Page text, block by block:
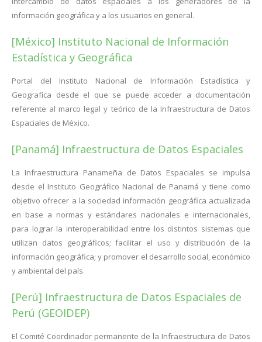
información geográfica y a los usuarios en general.
[México] Instituto Nacional de Información
Estadística y Geográfica
Portal del Instituto Nacional de Información Estadística y
Geografíca desde el que se puede acceder a documentación
referente al marco legal y teórico de la Infraestructura de Datos
Espaciales de México.
[Panamá] Infraestructura de Datos Espaciales
La Infraestructura Panameña de Datos Espaciales se impulsa
desde el Instituto Geográfico Nacional de Panamá y tiene como
objetivo ofrecer a la sociedad información geográfica actualizada
en base a normas y estándares nacionales e internacionales,
para lograr la interoperabilidad entre los distintos sistemas que
utilizan datos geográficos; facilitar el uso y distribución de la
información geográfica; y promover el desarrollo social, económico
y ambiental del país.
[Perú] Infraestructura de Datos Espaciales de
Perú (GEOIDEP)
El Comité Coordinador permanente de la Infraestructura de Datos